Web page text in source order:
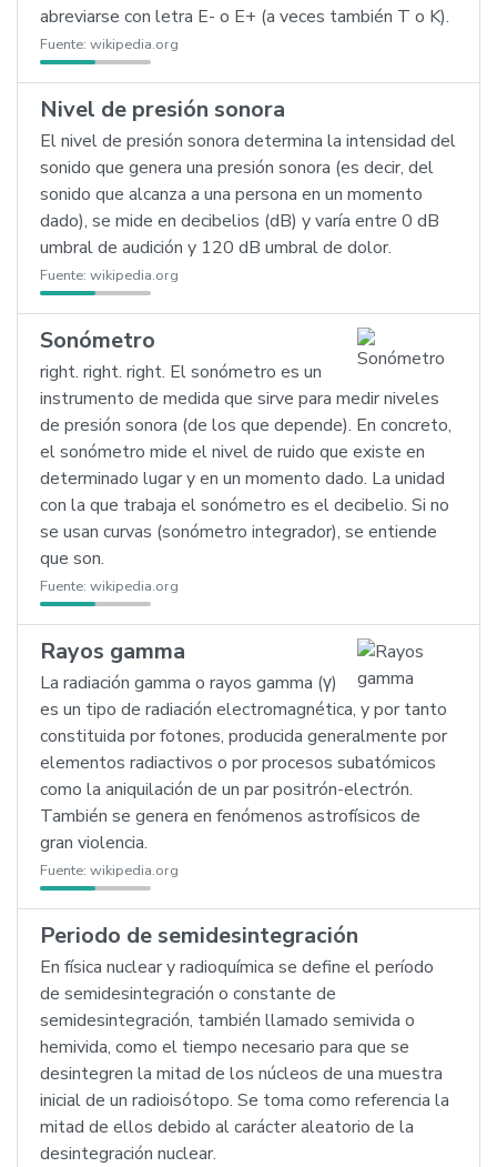
abreviarse con letra E- o E+ (a veces también T o K).
Fuente: wikipedia.org
Nivel de presión sonora
El nivel de presión sonora determina la intensidad del
sonido que genera una presión sonora (es decir, del
sonido que alcanza a una persona en un momento
dado), se mide en decibelios (dB) y varía entre 0 dB
umbral de audición y 120 dB umbral de dolor.
Fuente: wikipedia.org
Sonómetro
right. right. right. El sonómetro es un
instrumento de medida que sirve para medir niveles
de presión sonora (de los que depende). En concreto,
el sonómetro mide el nivel de ruido que existe en
determinado lugar y en un momento dado. La unidad
con la que trabaja el sonómetro es el decibelio. Si no
se usan curvas (sonómetro integrador), se entiende
que son.
Fuente: wikipedia.org
Rayos gamma
La radiación gamma o rayos gamma (γ)
es un tipo de radiación electromagnética, y por tanto
constituida por fotones, producida generalmente por
elementos radiactivos o por procesos subatómicos
como la aniquilación de un par positrón-electrón.
También se genera en fenómenos astrofísicos de
gran violencia.
Fuente: wikipedia.org
Periodo de semidesintegración
En física nuclear y radioquímica se define el período
de semidesintegración o constante de
semidesintegración, también llamado semivida o
hemivida, como el tiempo necesario para que se
desintegren la mitad de los núcleos de una muestra
inicial de un radioisótopo. Se toma como referencia la
mitad de ellos debido al carácter aleatorio de la
desintegración nuclear.